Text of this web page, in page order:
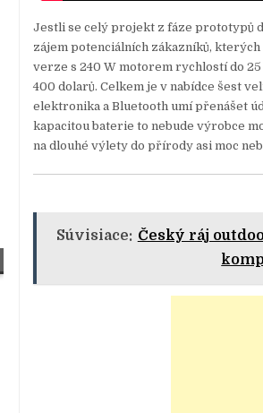
Jestli se celý projekt z fáze prototypů
zájem potenciálních zákazníků,
verze s 240 W motorem rychlostí do
400 dolarů. Celkem je v nabídce šest
elektronika a Bluetooth umí přenášet
kapacitou baterie to nebude výrobce
na dlouhé výlety do přírody asi moc
Súvisiace: Český ráj